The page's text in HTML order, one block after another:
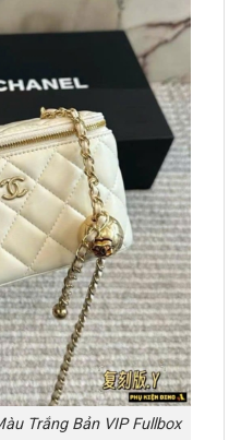
Trắng Bản VIP Fullbox